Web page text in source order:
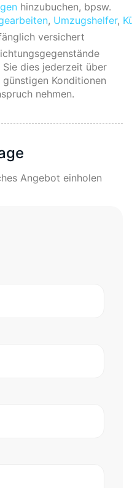
hinzubuchen, bpsw.
, Umzugshelfer,
versichert
dies jederzeit über
günstigen Konditionen
nehmen.
Angebot einholen